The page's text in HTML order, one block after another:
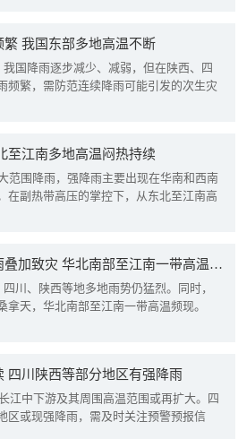
我国东部多地高温不断
国降雨逐步减少、减弱，但在陕西、四
频繁，需防范连续降雨可能引发的次生灾
至江南多地高温闷热持续
范围降雨，强降雨主要出现在华南和西南
在副热带高压的掌控下，从东北至江南高
四川陕西等地需警惕降雨叠加致灾 华北南部至江南一带高温频现
川、陕西等地多地雨势仍猛烈。同时，
天，华北南部至江南一带高温频现。
四川陕西等部分地区有强降雨
江中下游及其周围高温范围或再扩大。四
区或现强降雨，需及时关注预警预报信